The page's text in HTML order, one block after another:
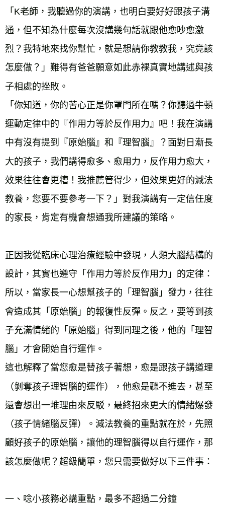
「K老師，我聽過你的演講，也明白要好好跟孩子溝
通，但不知為什麼每次沒講幾句話就跟他愈吵愈激
烈？我特地來找你幫忙，就是想請你教教我，究竟該
怎麼做？」難得有爸爸願意如此赤裸真實地講述與孩
子相處的挫敗。
「你知道，你的苦心正是你罩門所在嗎？你聽過牛頓
運動定律中的『作用力等於反作用力』吧！我在演講
中有沒有提到『原始腦』和『理智腦』？面對日漸長
大的孩子，我們講得愈多、愈用力，反作用力愈大，
效果往往會更糟！我推薦管得少，但效果更好的減法
教養，您要不要參考一下？」對我演講有一定信任度
的家長，肯定有機會想通我所建議的策略。
正因我從臨床心理治療經驗中發現，人類大腦結構的
設計，其實也遵守「作用力等於反作用力」的定律：
所以，當家長一心想幫孩子的「理智腦」發力，往往
會造成其「原始腦」的報復性反彈。反之，要等到孩
子充滿情緒的「原始腦」得到同理之後，他的「理智
腦」才會開始自行運作。
這也解釋了當您愈是替孩子著想，愈是跟孩子講道理
（剝奪孩子理智腦的運作），他愈是聽不進去，甚至
還會想出一堆理由來反駁，最終招來更大的情緒爆發
（孩子情緒腦反彈）。減法教養的重點就在於，先照
顧好孩子的原始腦，讓他的理智腦得以自行運作，那
該怎麼做呢？超級簡單，您只需要做好以下三件事：
一、唸小孩務必講重點，最多不超過二分鐘